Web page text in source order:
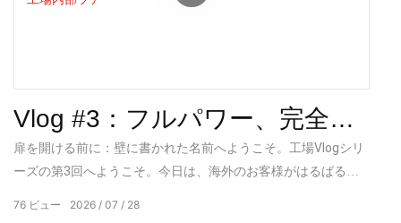
この規模の施設では通信がモバイルで行われるからだ。彼がワ
Vlog #3：フルパワー、完全な
透明性 ― カーボンファイバー
工場内部ツアー
扉を開ける前に：壁に書かれた名前へようこそ。工場Vlogシリ
ーズの第3回へようこそ。今日は、海外のお客様がはるばる中
2026 07 28
76 ビュー